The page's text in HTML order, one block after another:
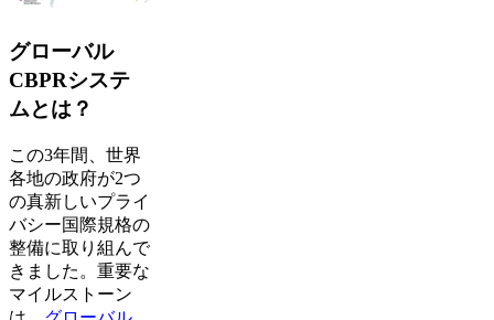
グローバル
CBPRシステ
ムとは？
この3年間、世界
各地の政府が2つ
の真新しいプライ
バシー国際規格の
整備に取り組んで
きました。重要な
マイルストーン